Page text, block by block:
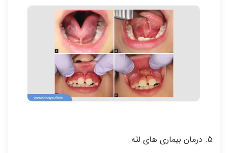
5. درمان بیماری های لثه